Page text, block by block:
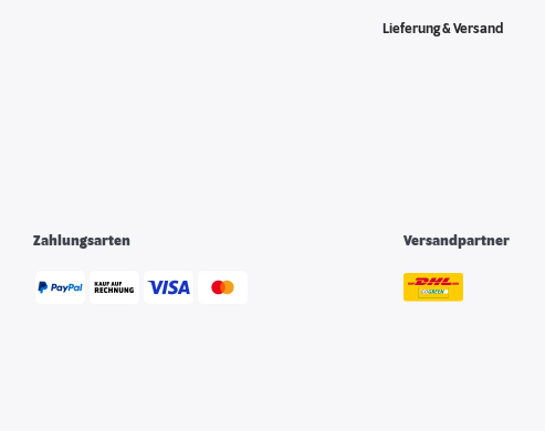
Lieferung & Versand
Zahlungsarten Versandpartner